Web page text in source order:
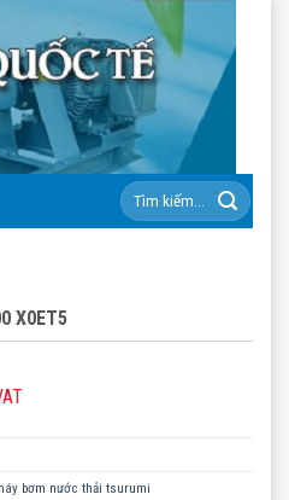
Tìm
kiếm:
X0ET5
bơm nước thải tsurumi